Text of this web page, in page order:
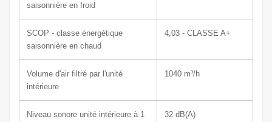
saisonnière en froid
SCOP - classe énergétique
saisonnière en chaud
4,03 - CLASSE A+
Volume d'air filtré par l'unité
intérieure
1040 m³/h
Niveau sonore unité intérieure à 1
32 dB(A)